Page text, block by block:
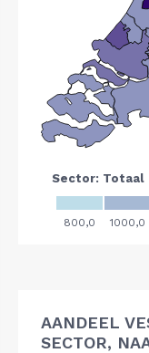
AANDEEL
SECTOR,